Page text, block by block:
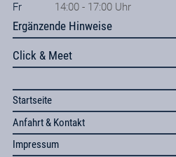
Fr
14:00 - 17:00 Uhr
Ergänzende Hinweise
Click & Meet
Startseite
Anfahrt & Kontakt
Impressum